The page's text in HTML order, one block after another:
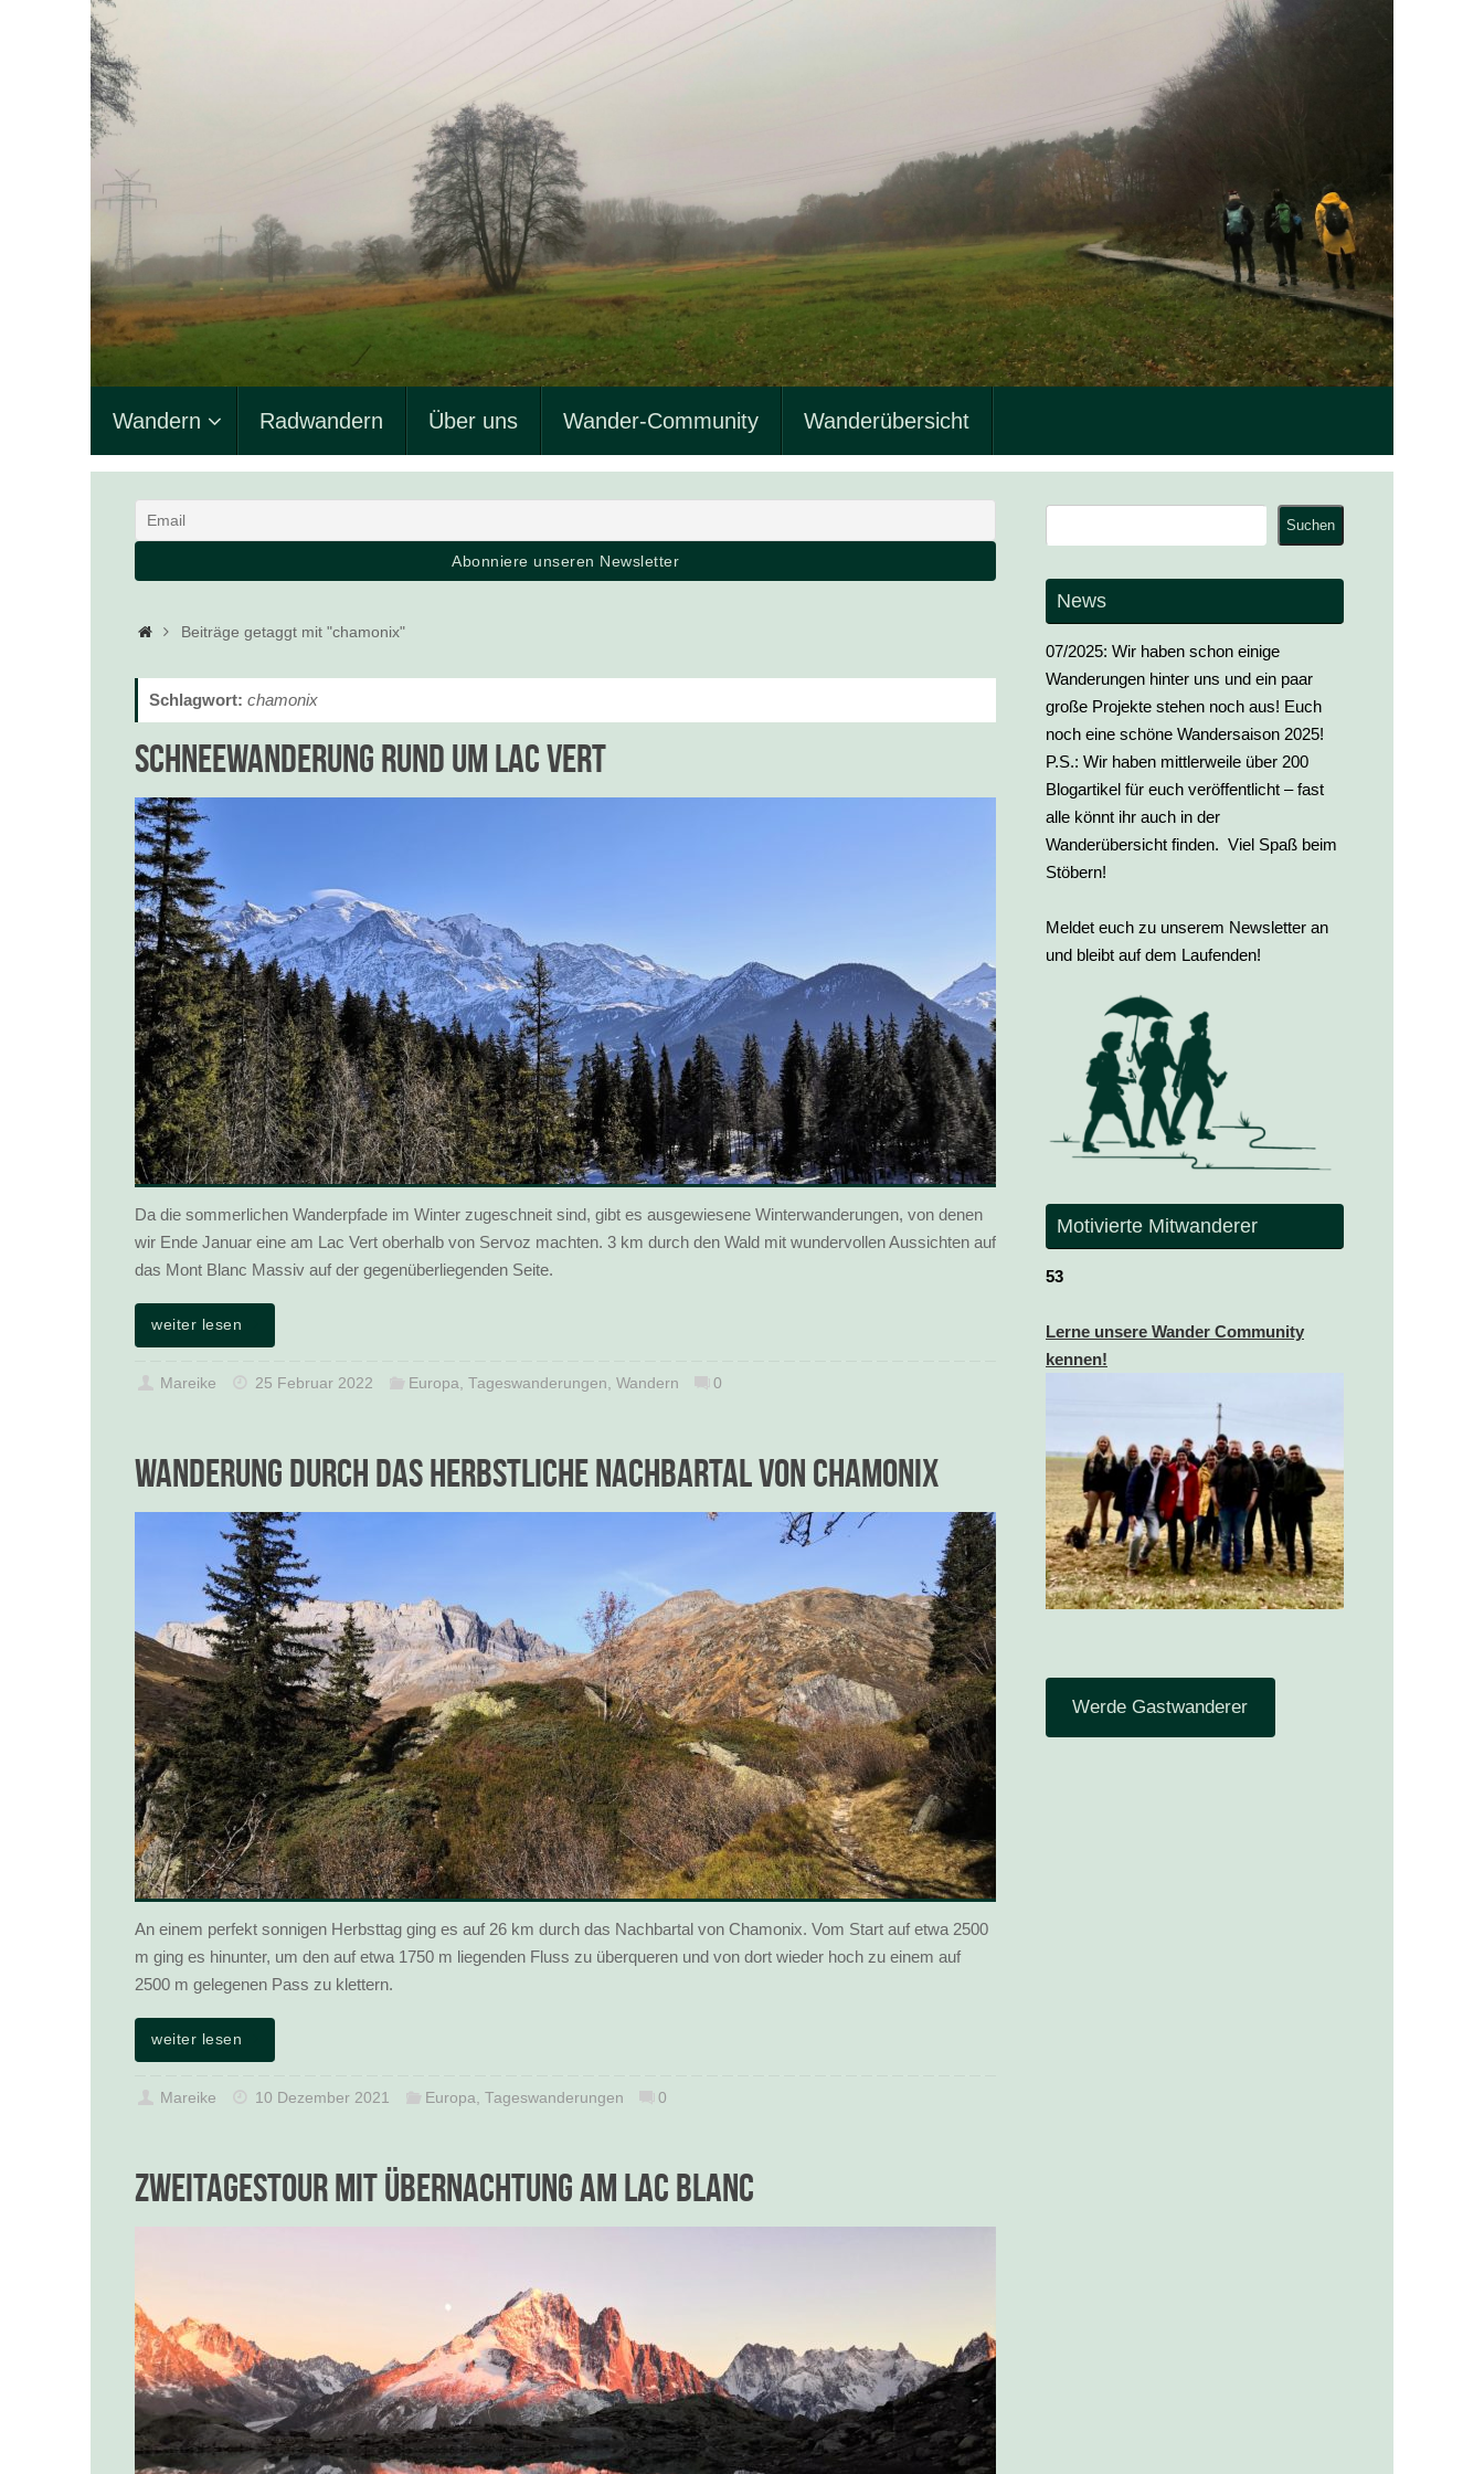
InhaltWandern Radwandern Über uns Wander-Community Wanderübersicht
Startseite
Beiträge getaggt mit "chamonix"
Schlagwort: chamonix
Schneewanderung rund um Lac Vert
Da die sommerlichen Wanderpfade im Winter zugeschneit sind, gibt es ausgewiesene Winterwanderungen, von denen
wir Ende Januar eine am Lac Vert oberhalb von Servoz machten. 3 km durch den Wald mit wundervollen Aussichten auf
das Mont Blanc Massiv auf der gegenüberliegenden Seite.
weiter lesen
Mareike 25 Februar 2022 Europa, Tageswanderungen, Wandern 0
Wanderung durch das herbstliche Nachbartal von Chamonix
An einem perfekt sonnigen Herbsttag ging es auf 26 km durch das Nachbartal von Chamonix. Vom Start auf etwa 2500
m ging es hinunter, um den auf etwa 1750 m liegenden Fluss zu überqueren und von dort wieder hoch zu einem auf
2500 m gelegenen Pass zu klettern.
weiter lesen
Mareike 10 Dezember 2021 Europa Tageswanderungen 0
Zweitagestour mit Übernachtung am Lac Blanc
Suchen
News
07/2025: Wir haben schon einige
Wanderungen hinter uns und ein paar
große Projekte stehen noch aus! Euch
noch eine schöne Wandersaison 2025!
P.S.: Wir haben mittlerweile über 200
Blogartikel für euch veröffentlicht – fast
alle könnt ihr auch in der
Wanderübersicht finden. Viel Spaß beim
Stöbern!
Meldet euch zu unserem Newsletter an
und bleibt auf dem Laufenden!
Motivierte Mitwanderer
53
Lerne unsere Wander Community
kennen!
Werde Gastwanderer